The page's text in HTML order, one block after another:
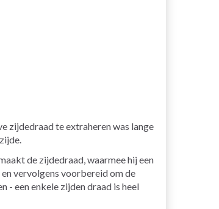
zijdedraad te extraheren was lange
de zijdedraad, waarmee hij een
vervolgens voorbereid om de
- een enkele zijden draad is heel